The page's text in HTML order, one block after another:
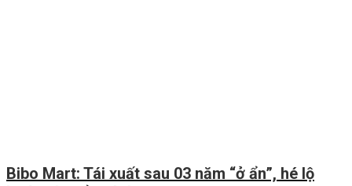
Bibo Mart: Tái xuất sau 03 năm “ở ẩn”, hé lộ